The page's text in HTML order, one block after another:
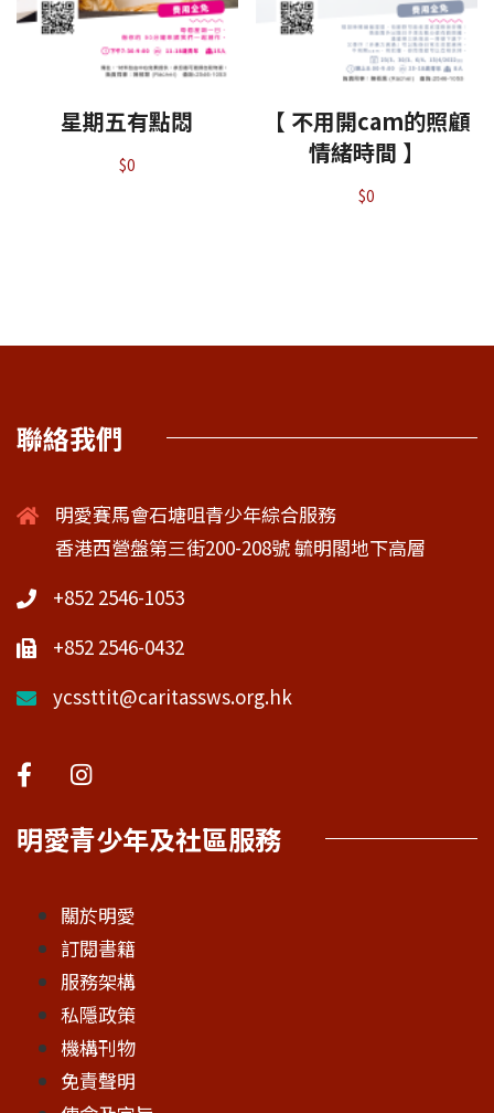
星期五有點悶
$0
【 不用開cam的照顧
情緒時間 】
$0
聯絡我們
明愛賽馬會石塘咀青少年綜合服務
香港西營盤第三街200-208號 毓明閣地下高層
+852 2546-1053
+852 2546-0432
ycssttit@caritassws.org.hk
明愛青少年及社區服務
關於明愛
訂閱書籍
服務架構
私隱政策
機構刊物
免責聲明